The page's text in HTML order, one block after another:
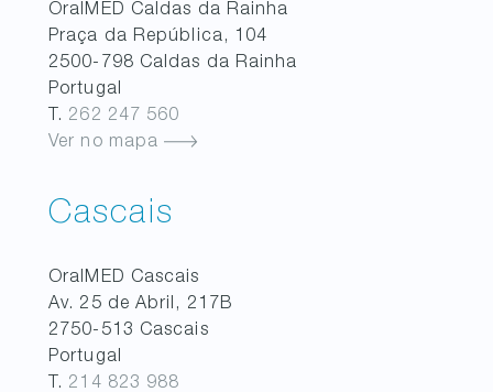
OralMED Caldas da Rainha
Praça da República, 104
2500-798 Caldas da Rainha
Portugal
T. 262 247 560
Ver no mapa
Cascais
OralMED Cascais
Av. 25 de Abril, 217B
2750-513 Cascais
Portugal
T. 214 823 988